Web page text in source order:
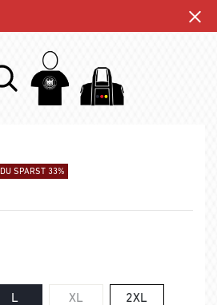
DU SPARST 33%
L XL 2XL